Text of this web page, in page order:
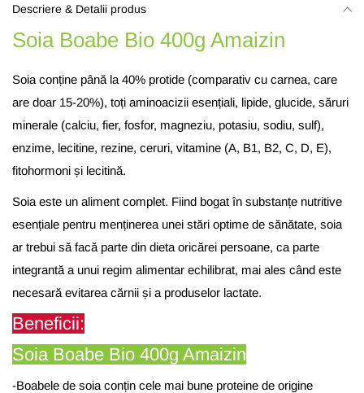
Descriere & Detalii produs
Soia Boabe Bio 400g Amaizin
Soia conține până la 40% protide (comparativ cu carnea, care
are doar 15-20%), toți aminoacizii esențiali, lipide, glucide, săruri
minerale (calciu, fier, fosfor, magneziu, potasiu, sodiu, sulf),
enzime, lecitine, rezine, ceruri, vitamine (A, B1, B2, C, D, E),
fitohormoni și lecitină.
Soia este un aliment complet. Fiind bogat în substanțe nutritive
esențiale pentru menținerea unei stări optime de sănătate, soia
ar trebui să facă parte din dieta oricărei persoane, ca parte
integrantă a unui regim alimentar echilibrat, mai ales când este
necesară evitarea cărnii și a produselor lactate.
Beneficii:
Soia Boabe Bio 400g Amaizin
-Boabele de soia conțin cele mai bune proteine de origine